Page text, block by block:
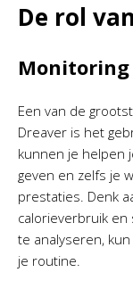
De rol
Een van de
Dreaver is het
kunnen je helpen
geven en zelfs je
prestaties. Denk
calorieverbruik en
te analyseren,
je routine.